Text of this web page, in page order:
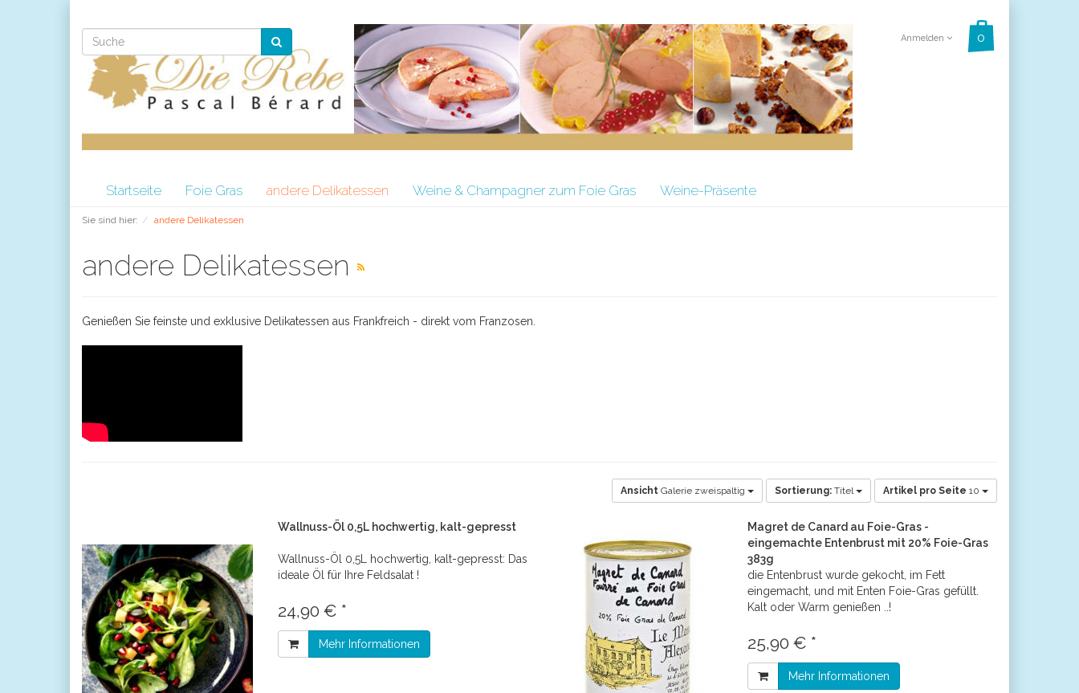
Anmelden
Startseite Foie Gras andere Delikatessen Weine & Champagner zum Foie Gras Weine-Präsente
Sie sind hier: andere Delikatessen
andere Delikatessen
Genießen Sie feinste und exklusive Delikatessen aus Frankfreich - direkt vom Franzosen.
Ansicht Galerie zweispaltig Sortierung: Titel Artikel pro Seite 10
Wallnuss-Öl 0,5L hochwertig, kalt-gepresst
Wallnuss-Öl 0,5L hochwertig, kalt-gepresst: Das
ideale Öl für Ihre Feldsalat !
24,90 € *
Mehr Informationen
Magret de Canard au Foie-Gras -
eingemachte Entenbrust mit 20% Foie-Gras
383g
die Entenbrust wurde gekocht, im Fett
eingemacht, und mit Enten Foie-Gras gefüllt.
Kalt oder Warm genießen ..!
25,90 € *
Mehr Informationen